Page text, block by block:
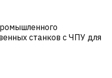
станков с ЧПУ для